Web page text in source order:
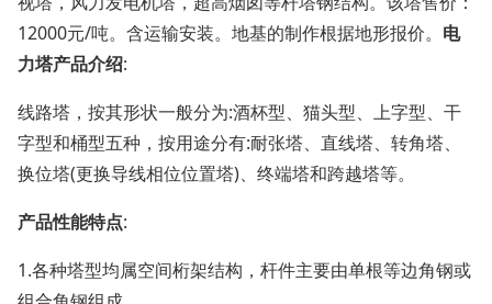
12000元/吨。含运输安装。地基的制作根据地形报价。 电
力塔产品介绍:
线路塔，按其形状一般分为:酒杯型、猫头型、上字型、干
字型和桶型五种，按用途分有:耐张塔、直线塔、转角塔、
换位塔(更换导线相位位置塔)、终端塔和跨越塔等。
产品性能特点:
1.各种塔型均属空间桁架结构，杆件主要由单根等边角钢或